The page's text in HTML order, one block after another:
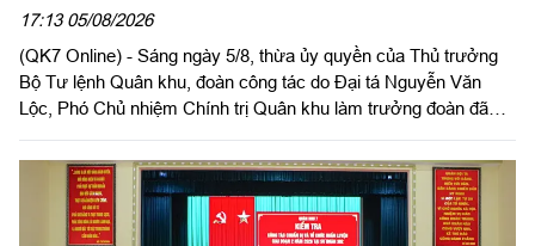
Thành phố Hồ Chí Minh
17:13 05/08/2026
(QK7 Online) - Sáng ngày 5/8, thừa ủy quyền của Thủ trưởng
Bộ Tư lệnh Quân khu, đoàn công tác do Đại tá Nguyễn Văn
Lộc, Phó Chủ nhiệm Chính trị Quân khu làm trưởng đoàn đã
năm 2026 tại Trung đoàn Minh Đạm và Ban Chỉ huy Quân sự
(CHQS) phường Tam Long (Bộ Tư lệnh TP Hồ Chí Minh).